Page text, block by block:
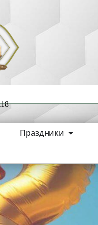
Праздники